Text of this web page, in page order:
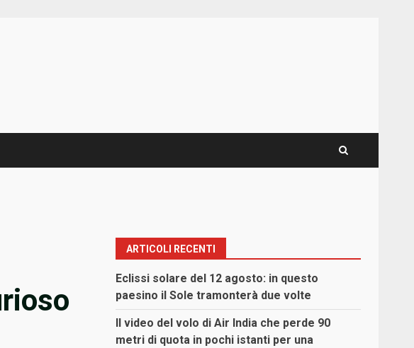
ARTICOLI RECENTI
Eclissi solare del 12 agosto: in questo
paesino il Sole tramonterà due volte
Il video del volo di Air India che perde 90
metri di quota in pochi istanti per una